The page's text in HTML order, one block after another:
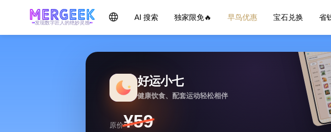
发现数字匠人的绝妙灵感
AI 搜索 独家限免🔥 早鸟优惠 宝石兑换 省
好运小七
健康饮食、配套运动轻松相伴
原价¥59